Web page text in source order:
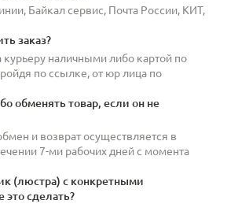
Байкал сервис, Почта России, КИТ,
заказ?
курьеру наличными либо картой по
по ссылке, от юр лица по
обменять товар, если он не
и возврат осуществляется в
7-ми рабочих дней с момента
(люстра) с конкретными
это сделать?